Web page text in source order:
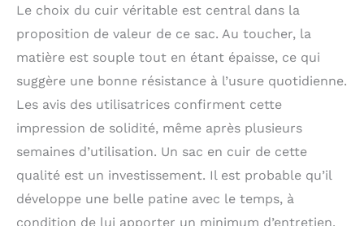
de nombreuses
occasions
décontractées. C'est
un cadeau parfait
pour les
hommes/femmes.
Le choix du cuir véritable est central dans la
proposition de valeur de ce sac. Au toucher, la
matière est souple tout en étant épaisse, ce qui
suggère une bonne résistance à l’usure quotidienne.
Les avis des utilisatrices confirment cette
impression de solidité, même après plusieurs
semaines d’utilisation. Un sac en cuir de cette
qualité est un investissement. Il est probable qu’il
développe une belle patine avec le temps, à
condition de lui apporter un minimum d’entretien.